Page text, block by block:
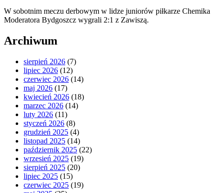
W sobotnim meczu derbowym w lidze juniorów piłkarze Chemika
Moderatora Bydgoszcz wygrali 2:1 z Zawiszą.
Archiwum
sierpień 2026 (7)
lipiec 2026 (12)
czerwiec 2026 (14)
maj 2026 (17)
kwiecień 2026 (18)
marzec 2026 (14)
luty 2026 (11)
styczeń 2026 (8)
grudzień 2025 (4)
listopad 2025 (14)
październik 2025 (22)
wrzesień 2025 (19)
sierpień 2025 (20)
lipiec 2025 (15)
czerwiec 2025 (19)